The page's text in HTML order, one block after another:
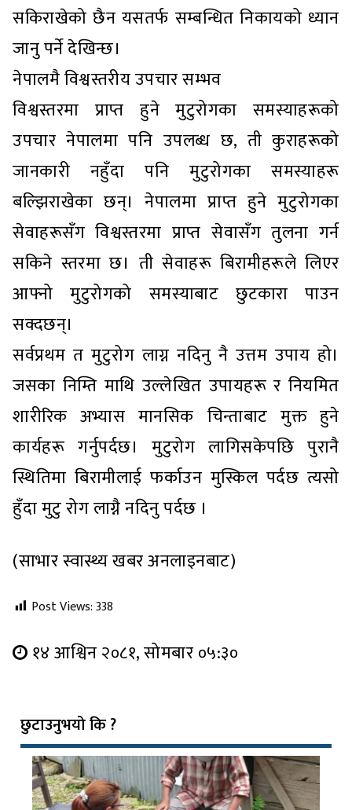
सकिराखेको छैन यसतर्फ सम्बन्धित निकायको ध्यान
जानु पर्ने देखिन्छ।
नेपालमै विश्वस्तरीय उपचार सम्भव
विश्वस्तरमा प्राप्त हुने मुटुरोगका समस्याहरूको
उपचार नेपालमा पनि उपलब्ध छ, ती कुराहरूको
जानकारी नहुँदा पनि मुटुरोगका समस्याहरू
बल्झिराखेका छन्। नेपालमा प्राप्त हुने मुटुरोगका
सेवाहरूसँग विश्वस्तरमा प्राप्त सेवासँग तुलना गर्न
सकिने स्तरमा छ। ती सेवाहरू बिरामीहरूले लिएर
आफ्नो मुटुरोगको समस्याबाट छुटकारा पाउन
सक्दछन्।
सर्वप्रथम त मुटुरोग लाग्न नदिनु नै उत्तम उपाय हो।
जसका निम्ति माथि उल्लेखित उपायहरू र नियमित
शारीरिक अभ्यास मानसिक चिन्ताबाट मुक्त हुने
कार्यहरू गर्नुपर्दछ। मुटुरोग लागिसकेपछि पुरानै
स्थितिमा बिरामीलाई फर्काउन मुस्किल पर्दछ त्यसो
हुँदा मुटु रोग लाग्नै नदिनु पर्दछ ।
(साभार स्वास्थ्य खबर अनलाइनबाट)
Post Views:338
१४ आश्विन २०८१, सोमबार ०५:३०
छुटाउनुभयो कि ?